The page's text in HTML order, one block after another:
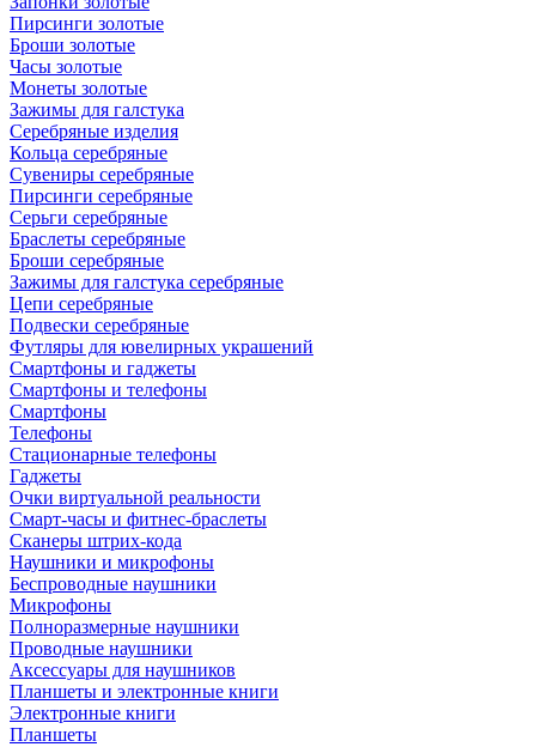
Пирсинги золотые
Броши золотые
Часы золотые
Монеты золотые
Зажимы для галстука
Серебряные изделия
Кольца серебряные
Сувениры серебряные
Пирсинги серебряные
Серьги серебряные
Браслеты серебряные
Броши серебряные
Зажимы для галстука серебряные
Цепи серебряные
Подвески серебряные
Футляры для ювелирных украшений
Смартфоны и гаджеты
Смартфоны и телефоны
Смартфоны
Телефоны
Стационарные телефоны
Гаджеты
Очки виртуальной реальности
Смарт-часы и фитнес-браслеты
Сканеры штрих-кода
Наушники и микрофоны
Беспроводные наушники
Микрофоны
Полноразмерные наушники
Проводные наушники
Аксессуары для наушников
Планшеты и электронные книги
Электронные книги
Планшеты